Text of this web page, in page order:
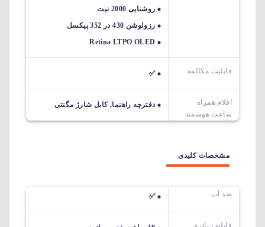
روشنایی 2000 نیت
رزولوشن 430 در 352 پیکسل
Retina LTPO OLED
قابلیت مکالمه ✅
اقلام همراه
ساعت هوشمند
دفترچه راهنما, کابل شارژ مگنتی
مشخصات کلیدی
ضد آب ✅
قابلیت باتری